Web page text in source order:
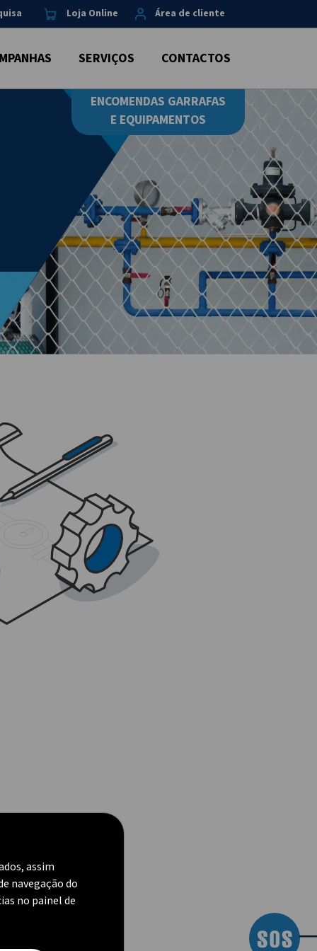
Loja Online Área de cliente
SERVIÇOS CONTACTOS
ENCOMENDAS GARRAFAS
E EQUIPAMENTOS
―
assim
navegação do
no painel de